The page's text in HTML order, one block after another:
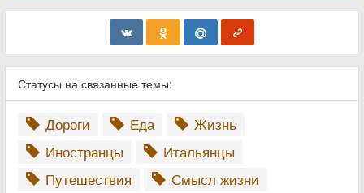
Статусы на связанные темы:
Дороги Еда
Жизнь
Иностранцы
Итальянцы
Путешествия
Смысл жизни